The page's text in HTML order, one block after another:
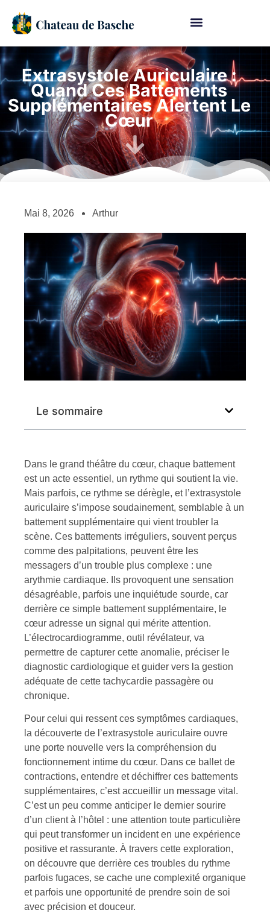
Extrasystole Auriculaire :
Quand Ces Battements
Supplémentaires Alertent Le
Cœur
Mai 8, 2026 Arthur
Le sommaire
Dans le grand théâtre du cœur, chaque battement
est un acte essentiel, un rythme qui soutient la vie.
Mais parfois, ce rythme se dérègle, et l’extrasystole
auriculaire s’impose soudainement, semblable à un
battement supplémentaire qui vient troubler la
scène. Ces battements irréguliers, souvent perçus
comme des palpitations, peuvent être les
messagers d’un trouble plus complexe : une
arythmie cardiaque. Ils provoquent une sensation
désagréable, parfois une inquiétude sourde, car
derrière ce simple battement supplémentaire, le
cœur adresse un signal qui mérite attention.
L’électrocardiogramme, outil révélateur, va
permettre de capturer cette anomalie, préciser le
diagnostic cardiologique et guider vers la gestion
adéquate de cette tachycardie passagère ou
chronique.
Pour celui qui ressent ces symptômes cardiaques,
la découverte de l’extrasystole auriculaire ouvre
une porte nouvelle vers la compréhension du
fonctionnement intime du cœur. Dans ce ballet de
contractions, entendre et déchiffrer ces battements
supplémentaires, c’est accueillir un message vital.
C’est un peu comme anticiper le dernier sourire
d’un client à l’hôtel : une attention toute particulière
qui peut transformer un incident en une expérience
positive et rassurante. À travers cette exploration,
on découvre que derrière ces troubles du rythme
parfois fugaces, se cache une complexité organique
et parfois une opportunité de prendre soin de soi
avec précision et douceur.